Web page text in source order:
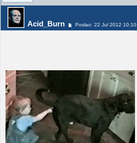
Acid_Burn Poslao: 22 Jul 2012 10:10